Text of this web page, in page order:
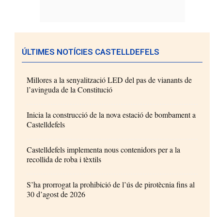
ÚLTIMES NOTÍCIES CASTELLDEFELS
Millores a la senyalització LED del pas de vianants de
l’avinguda de la Constitució
Inicia la construcció de la nova estació de bombament a
Castelldefels
Castelldefels implementa nous contenidors per a la
recollida de roba i tèxtils
S’ha prorrogat la prohibició de l’ús de pirotècnia fins al
30 d’agost de 2026